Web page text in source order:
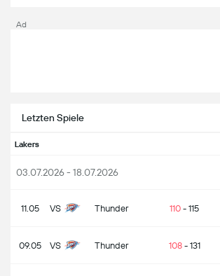
Ad
Letzten Spiele
Lakers
03.07.2026 - 18.07.2026
11.05 VS Thunder 110 - 115
09.05 VS Thunder 108- 131